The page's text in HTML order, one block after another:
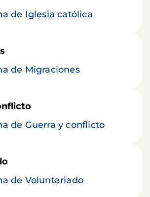
de Iglesia católica
de Migraciones
de Guerra y conflicto
de Voluntariado